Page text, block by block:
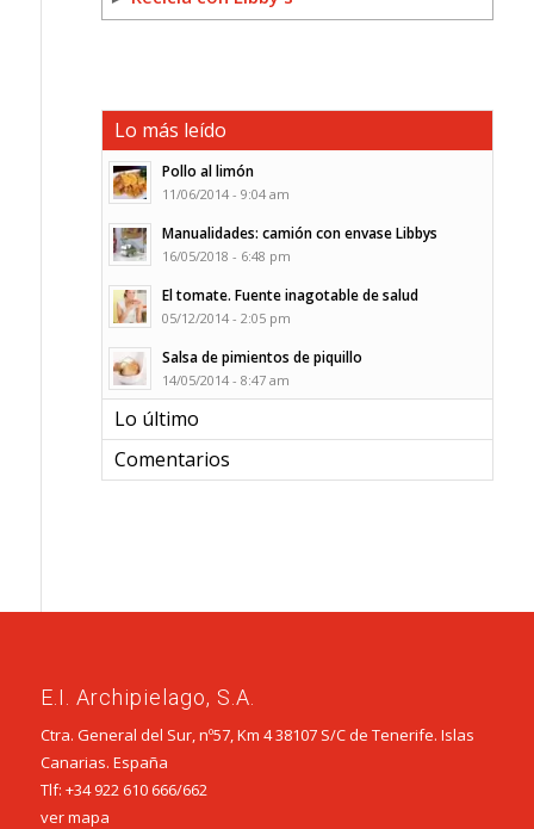
Lo más leído
Pollo al limón
11/06/2014 - 9:04 am
Manualidades: camión con envase Libbys
16/05/2018 - 6:48 pm
El tomate. Fuente inagotable de salud
05/12/2014 - 2:05 pm
Salsa de pimientos de piquillo
14/05/2014 - 8:47 am
Lo último
Comentarios
E.I. Archipielago, S.A.
Ctra. General del Sur, nº57, Km 4 38107 S/C de Tenerife. Islas
Canarias. España
Tlf: +34 922 610 666/662
ver mapa